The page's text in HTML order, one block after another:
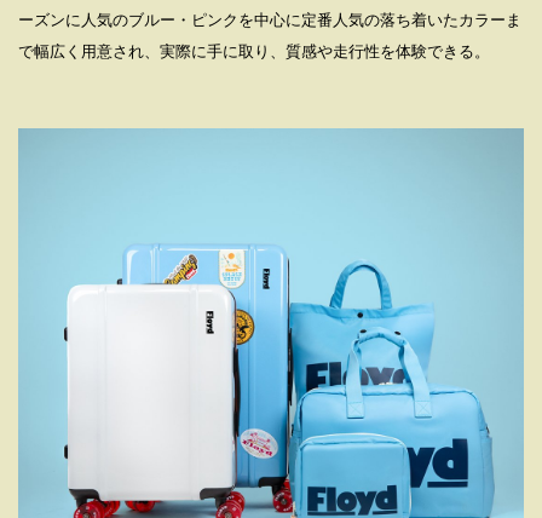
ーズンに人気のブルー・ピンクを中心に定番人気の落ち着いたカラーま
で幅広く用意され、実際に手に取り、質感や走行性を体験できる。